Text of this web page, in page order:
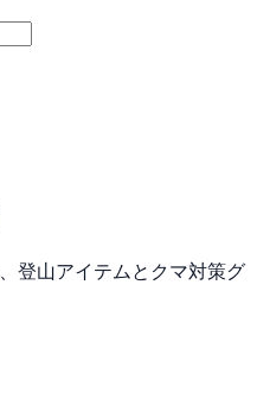
登山アイテムとクマ対策グ